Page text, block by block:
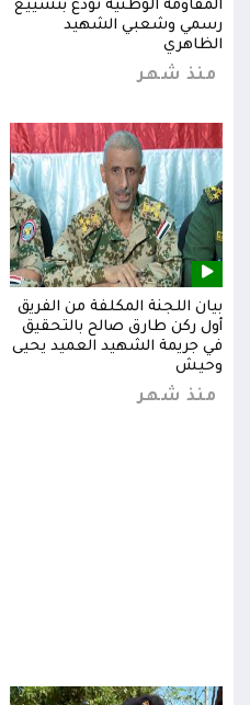
المقاومة الوطنية تودع بتشييع
رسمي وشعبي الشهيد
الظاهري
منذ شهر
بيان اللجنة المكلفة من الفريق
أول ركن طارق صالح بالتحقيق
في جريمة الشهيد العميد يحيى
وحيش
منذ شهر